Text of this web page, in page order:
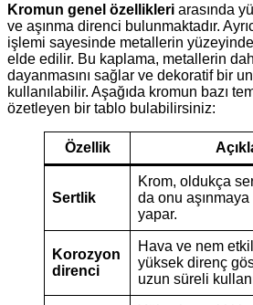
Kromun genel özellikleri arasında
ve aşınma direnci bulunmaktadır.
işlemi sayesinde metallerin
elde edilir. Bu kaplama, metallerin
dayanmasını sağlar ve dekoratif bir
kullanılabilir. Aşağıda kromun bazı
özetleyen bir tablo bulabilirsiniz:
Özellik
Sertlik
Krom, oldukça
da onu aşınmaya
yapar.
Korozyon
direnci
Hava ve nem
yüksek direnç
uzun süreli